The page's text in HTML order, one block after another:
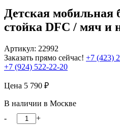
Детская мобильная
стойка DFC / мяч и
Артикул: 22992
Заказать прямо сейчас! +7 (423)
+7 (924) 522-22-20
Цена 5 790 ₽
В наличии в Москве
-
+